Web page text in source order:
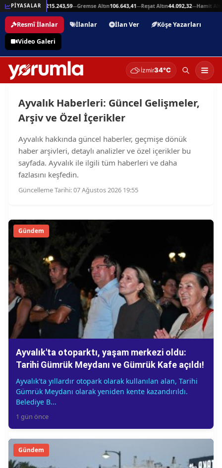
PİYASALAR
—Beşli Altın 215.243,59—Gremse Altın106.643,41—Reşat Altın44.092,32—Hamit Altın
Resmî İlanlar İlanlar İlan Ver
Köşe Yazarları
Video Galeri
İzmir34°C
Ayvalık Haberleri: Güncel Gelişmeler,
Arşiv ve Özel İçerikler
Ayvalık hakkında güncel haberler, geçmişe dönük
haber arşivleri, detaylı analizler ve özel içerikler bu
sayfada. Ayvalık ile ilgili tüm haberleri ve daha
fazlasını keşfedin.
Güncelleme Tarihi: 07 Ağustos 2026 19:55
Gündem
Ayvalık'ta otoparktı, yaşam merkezi oldu:
Tarihi Gümrük Meydanı ve Gümrük Kafe açıldı!
Ayvalık'ta yıllardır otopark olarak kullanılan alan, Tarihi
Gümrük Meydanı olarak yeniden kente kazandırıldı.
Belediye B...
1 gün önce
Gündem